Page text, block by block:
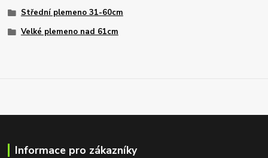
Střední plemeno 31-60cm
Velké plemeno nad 61cm
Informace pro zákazníky